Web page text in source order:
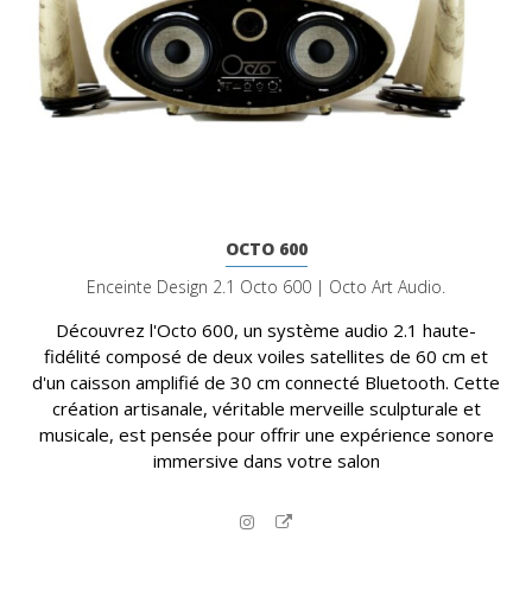
OCTO 600
Enceinte Design 2.1 Octo 600 | Octo Art Audio.
Découvrez l'Octo 600, un système audio 2.1 haute-
fidélité composé de deux voiles satellites de 60 cm et
d'un caisson amplifié de 30 cm connecté Bluetooth. Cette
création artisanale, véritable merveille sculpturale et
musicale, est pensée pour offrir une expérience sonore
immersive dans votre salon